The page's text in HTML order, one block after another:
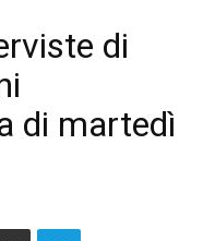
di
di martedì